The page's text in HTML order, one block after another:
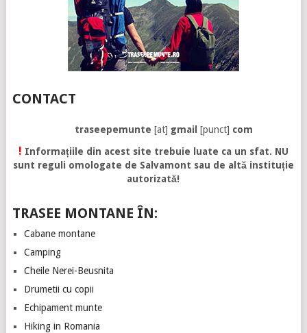
CONTACT
traseepemunte [at] gmail [punct] com
! Informațiile din acest site trebuie luate ca un sfat. NU
sunt reguli omologate de Salvamont sau de altă instituție
autorizată!
TRASEE MONTANE ÎN:
Cabane montane
Camping
Cheile Nerei-Beusnita
Drumetii cu copii
Echipament munte
Hiking in Romania